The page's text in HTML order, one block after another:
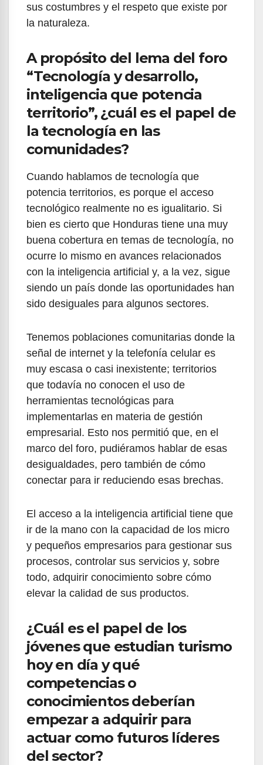
sus costumbres y el respeto que existe por
la naturaleza.
A propósito del lema del foro
“Tecnología y desarrollo,
inteligencia que potencia
territorio”, ¿cuál es el papel de
la tecnología en las
comunidades?
Cuando hablamos de tecnología que
potencia territorios, es porque el acceso
tecnológico realmente no es igualitario. Si
bien es cierto que Honduras tiene una muy
buena cobertura en temas de tecnología, no
ocurre lo mismo en avances relacionados
con la inteligencia artificial y, a la vez, sigue
siendo un país donde las oportunidades han
sido desiguales para algunos sectores.
Tenemos poblaciones comunitarias donde la
señal de internet y la telefonía celular es
muy escasa o casi inexistente; territorios
que todavía no conocen el uso de
herramientas tecnológicas para
implementarlas en materia de gestión
empresarial. Esto nos permitió que, en el
marco del foro, pudiéramos hablar de esas
desigualdades, pero también de cómo
conectar para ir reduciendo esas brechas.
El acceso a la inteligencia artificial tiene que
ir de la mano con la capacidad de los micro
y pequeños empresarios para gestionar sus
procesos, controlar sus servicios y, sobre
todo, adquirir conocimiento sobre cómo
elevar la calidad de sus productos.
¿Cuál es el papel de los
jóvenes que estudian turismo
hoy en día y qué
competencias o
conocimientos deberían
empezar a adquirir para
actuar como futuros líderes
del sector?